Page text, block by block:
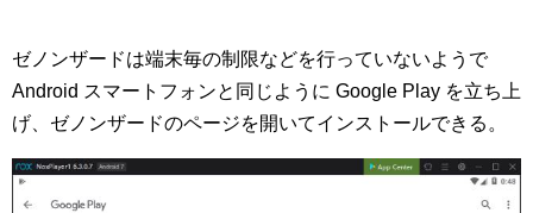
ゼノンザードは端末毎の制限などを行っていないようで
Android スマートフォンと同じように Google Play を立ち上
げ、ゼノンザードのページを開いてインストールできる。